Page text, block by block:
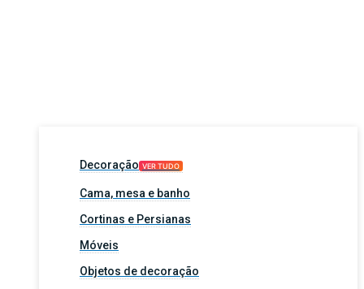
Decoração VER TUDO
Cama, mesa e banho
Cortinas e Persianas
Móveis
Objetos de decoração